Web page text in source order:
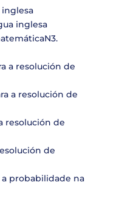
inglesa
inglesa
a resolución de
a resolución de
resolución de
de
probabilidade na